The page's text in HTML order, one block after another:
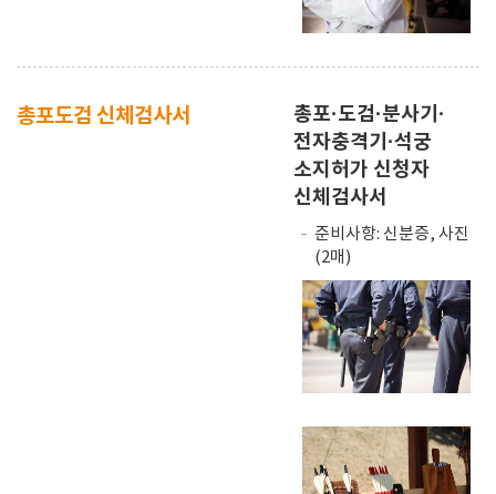
총포도검 신체검사서
총포·도검·분사기·
전자충격기·석궁
소지허가 신청자
신체검사서
준비사항: 신분증, 사진
(2매)